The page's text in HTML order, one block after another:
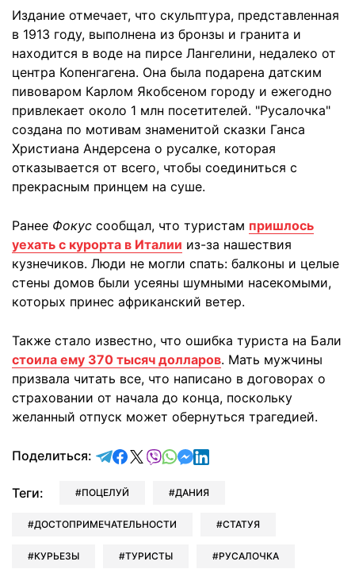
Издание отмечает, что скульптура, представленная
в 1913 году, выполнена из бронзы и гранита и
находится в воде на пирсе Лангелини, недалеко от
центра Копенгагена. Она была подарена датским
пивоваром Карлом Якобсеном городу и ежегодно
привлекает около 1 млн посетителей. "Русалочка"
создана по мотивам знаменитой сказки Ганса
Христиана Андерсена о русалке, которая
отказывается от всего, чтобы соединиться с
прекрасным принцем на суше.
Ранее Фокус сообщал, что туристам пришлось
уехать с курорта в Италии из-за нашествия
кузнечиков. Люди не могли спать: балконы и целые
стены домов были усеяны шумными насекомыми,
которых принес африканский ветер.
Также стало известно, что ошибка туриста на Бали
стоила ему 370 тысяч долларов. Мать мужчины
призвала читать все, что написано в договорах о
страховании от начала до конца, поскольку
желанный отпуск может обернуться трагедией.
Поделиться: отправить в Telegram
поделиться в Facebook
поделиться в X
отправить в Viber
отправить в Whatsapp
отправить в Messenger
отправить в LinkedIn
Теги: ПОЦЕЛУЙ ДАНИЯ
ДОСТОПРИМЕЧАТЕЛЬНОСТИ СТАТУЯ
КУРЬЕЗЫ ТУРИСТЫ РУСАЛОЧКА